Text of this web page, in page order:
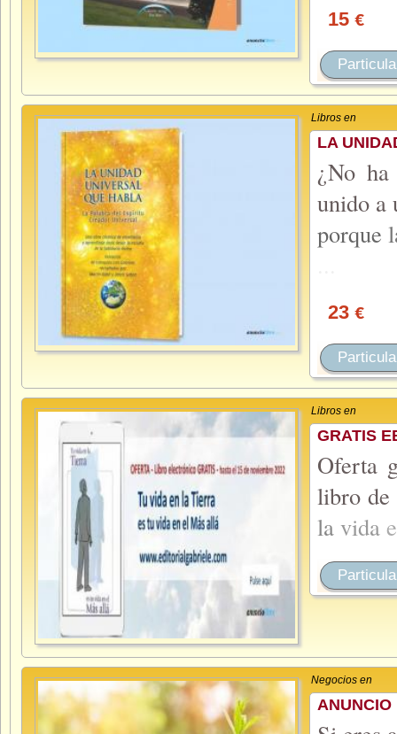
15 €
Libros en
LA
¿No
unido a
porque
23 €
Libros en
GRATIS
Oferta
libro de
la vida
Negocios en
ANUNCIO